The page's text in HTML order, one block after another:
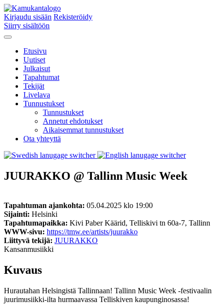
Kirjaudu sisään Rekisteröidy
Siirry sisältöön
Etusivu
Uutiset
Julkaisut
Tapahtumat
Tekijät
Livelava
Tunnustukset
Tunnustukset
Annetut ehdotukset
Aikaisemmat tunnustukset
Ota yhteyttä
JUURAKKO @ Tallinn Music Week
Tapahtuman ajankohta: 05.04.2025 klo 19:00
Sijainti: Helsinki
Tapahtumapaikka: Kivi Paber Käärid, Telliskivi tn 60a-7, Tallinn
WWW-sivu: https://tmw.ee/artists/juurakko
Liittyvä tekijä: JUURAKKO
Kansanmusiikki
Kuvaus
Hurautahan Helsingistä Tallinnaan! Tallinn Music Week -festivaalin
juurimusiikki-ilta hurmaavassa Telliskiven kaupunginosassa!